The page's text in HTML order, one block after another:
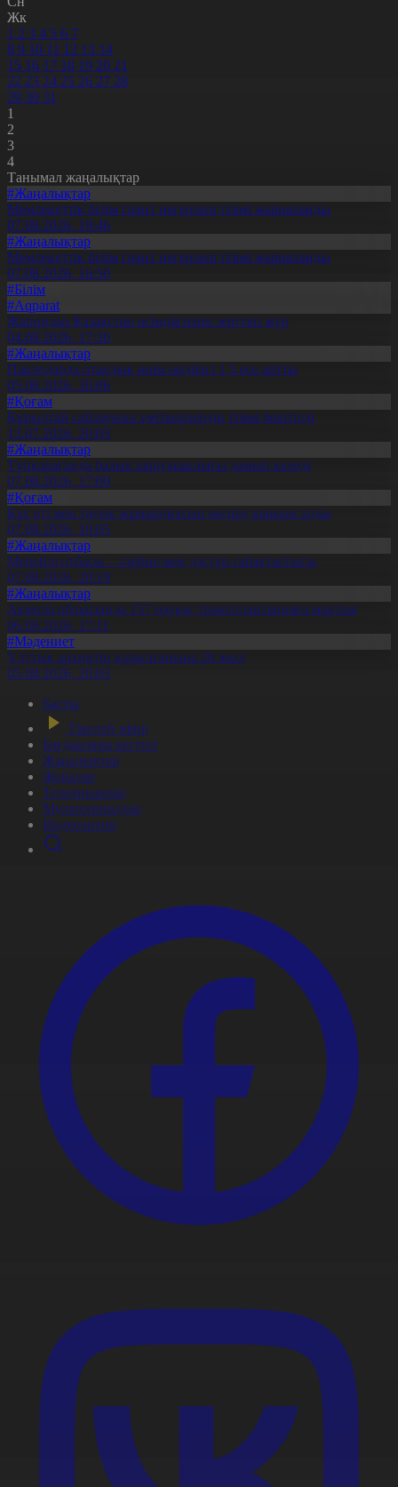
Жк
1 2 3 4 5 6 7
8 9 10 11 12 13 14
15 16 17 18 19 20 21
22 23 24 25 26 27 28
29 30 31
1
2
3
4
Танымал жаңалықтар
#Жаңалықтар
Мемлекеттік білім грант иегерлері тізімі жарияланды
07.08.2026, 19:46
#Жаңалықтар
Мемлекеттік білім грант иегерлері тізімі жарияланды
07.08.2026, 16:50
#Білім
#Aqparat
Жапондар Қазақстан өсімдіктерін зерттеп жүр
04.08.2026, 17:30
#Жаңалықтар
Павлодарда отандық өнім өндірісі 1,5 есе артты
05.08.2026, 20:06
#Қоғам
Құрылтай сайлауына үміткерлердің тізімі бекітілді
13.07.2026, 20:03
#Жаңалықтар
Түпқарағанда балық шаруашылығы дамып келеді
07.08.2026, 17:09
#Қоғам
Құс еті мен тауық жұмыртқасын өндіру қарқын алды
07.08.2026, 10:05
#Жаңалықтар
Мерейлі отбасы – тәрбие мен дәстүр сабақтастығы
07.08.2026, 20:19
#Жаңалықтар
Ақмола облысында 157 науқас трансплантацияға мұқтаж
06.08.2026, 17:11
#Мәдениет
Ұлттық архивтің құрылғанына 20 жыл
05.08.2026, 20:03
Басты
Тікелей эфир
Бағдарлама кестесі
Жаңалықтар
Жобалар
Телехикаялар
Мультсериалдар
Видеоархив